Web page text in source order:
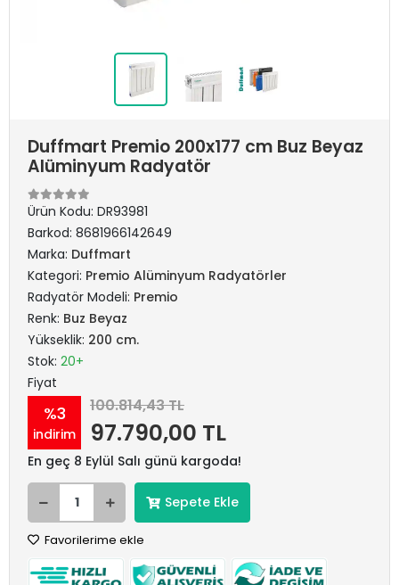
Duffmart Premio 200x177 cm Buz Beyaz
Alüminyum Radyatör
Ürün Kodu: DR93981
Barkod: 8681966142649
Marka: Duffmart
Kategori: Premio Alüminyum Radyatörler
Radyatör Modeli: Premio
Renk: Buz Beyaz
Yükseklik: 200 cm.
Stok: 20+
Fiyat
%3
indirim
100.814,43 TL
97.790,00 TL
En geç 8 Eylül Salı günü kargoda!
Sepete Ekle
Favorilerime ekle